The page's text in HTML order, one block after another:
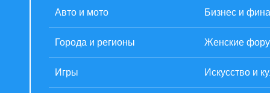
Авто и мото Бизнес и
Города и регионы Женские
Игры Искусство и